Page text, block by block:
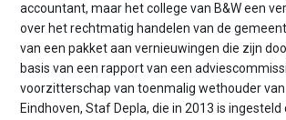
t
n
accountant, maar het college van B&W een
over het rechtmatig handelen van de
van een pakket aan vernieuwingen die zijn
basis van een rapport van een
voorzitterschap van toenmalig wethouder
Eindhoven, Staf Depla, die in 2013 is ingesteld